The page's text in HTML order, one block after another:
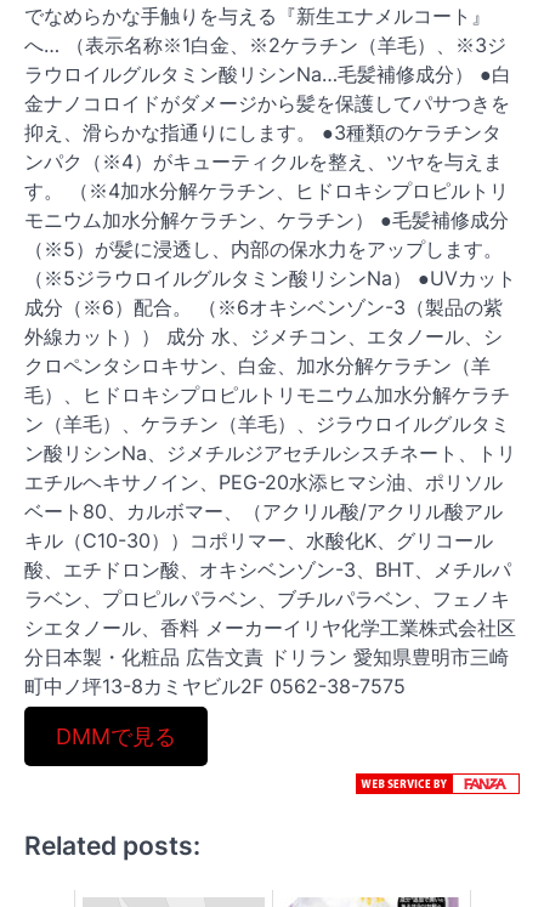
でなめらかな手触りを与える『新生エナメルコート』
へ… （表示名称※1白金、※2ケラチン（羊毛）、※3ジ
ラウロイルグルタミン酸リシンNa…毛髪補修成分） ●白
金ナノコロイドがダメージから髪を保護してパサつきを
抑え、滑らかな指通りにします。 ●3種類のケラチンタ
ンパク（※4）がキューティクルを整え、ツヤを与えま
す。 （※4加水分解ケラチン、ヒドロキシプロピルトリ
モニウム加水分解ケラチン、ケラチン） ●毛髪補修成分
（※5）が髪に浸透し、内部の保水力をアップします。
（※5ジラウロイルグルタミン酸リシンNa） ●UVカット
成分（※6）配合。 （※6オキシベンゾン-3（製品の紫
外線カット）） 成分 水、ジメチコン、エタノール、シ
クロペンタシロキサン、白金、加水分解ケラチン（羊
毛）、ヒドロキシプロピルトリモニウム加水分解ケラチ
ン（羊毛）、ケラチン（羊毛）、ジラウロイルグルタミ
ン酸リシンNa、ジメチルジアセチルシスチネート、トリ
エチルヘキサノイン、PEG-20水添ヒマシ油、ポリソル
ベート80、カルボマー、（アクリル酸/アクリル酸アル
キル（C10-30））コポリマー、水酸化K、グリコール
酸、エチドロン酸、オキシベンゾン-3、BHT、メチルパ
ラベン、プロピルパラベン、ブチルパラベン、フェノキ
シエタノール、香料 メーカーイリヤ化学工業株式会社区
分日本製・化粧品 広告文責 ドリラン 愛知県豊明市三崎
町中ノ坪13-8カミヤビル2F 0562-38-7575
DMMで見る
Related posts: